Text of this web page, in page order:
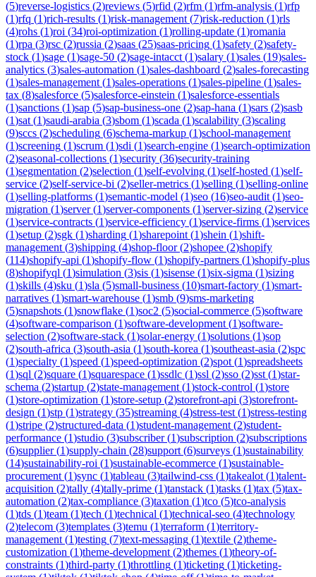
(5)reverse-logistics (2)reviews (5)rfid (2)rfm (1)rfm-analysis (1)rfp
(1)rfq (1)rich-results (1)risk-management (7)risk-reduction (1)rls
(4)rohs (1)roi (34)roi-optimization (1)rolling-update (1)romania
(1)rpa (3)rsc (2)russia (2)saas (25)saas-pricing (1)safety (2)safety-
stock (1)sage (1)sage-50 (2)sage-intacct (1)salary (1)sales (19)sales-
analytics (3)sales-automation (1)sales-dashboard (2)sales-forecasting
(1)sales-management (1)sales-operations (1)sales-pipeline (1)sales-
tax (8)salesforce (5)salesforce-einstein (1)salesforce-essentials
(1)sanctions (1)sap (5)sap-business-one (2)sap-hana (1)sars (2)sasb
(1)sat (1)saudi-arabia (3)sbom (1)scada (1)scalability (3)scaling
(9)sccs (2)scheduling (6)schema-markup (1)school-management
(1)screening (1)scrum (1)sdi (1)search-engine (1)search-optimization
(2)seasonal-collections (1)security (36)security-training
(1)segmentation (2)selection (1)self-evolving (1)self-hosted (1)self-
service (2)self-service-bi (2)seller-metrics (1)selling (1)selling-online
(1)selling-platforms (1)semantic-model (1)seo (16)seo-audit (1)seo-
migration (1)server(1)server-components (1)server-sizing (2)service
(1)service-contracts (1)service-efficiency (1)service-firms (1)services
(1)setup (2)sgk (1)sharding (1)sharepoint (1)shein (1)shift-
management (3)shipping (4)shop-floor(2)shopee (2)shopify
(114)shopify-api (1)shopify-flow (1)shopify-partners (1)shopify-plus
(8)shopifyql (1)simulation (3)sis (1)sisense (1)six-sigma (1)sizing
(1)skills (4)sku (1)sla (5)small-business (10)smart-factory (1)smart-
narratives (1)smart-warehouse (1)smb (9)sms-marketing
(5)snapshots (1)snowflake (1)soc2 (5)social-commerce (5)software
(4)software-comparison (1)software-development (1)software-
selection (2)software-stack (1)solar-energy (1)solutions (1)sop
(2)south-africa (3)south-asia (1)south-korea (1)southeast-asia (2)spc
(1)specialty (1)speed (1)speed-optimization (2)spot (1)spreadsheets
(1)sql (2)square (1)squarespace (1)ssdlc (1)ssl (2)sso (2)sst (1)star-
schema (2)startup (2)state-management (1)stock-control (1)store
(1)store-optimization (1)store-setup (2)storefront-api (3)storefront-
design (1)stp (1)strategy (35)streaming (4)stress-test (1)stress-testing
(1)stripe (2)structured-data (1)student-management (2)student-
performance (1)studio (3)subscriber(1)subscription (2)subscriptions
(6)supplier(1)supply-chain (28)support (6)surveys (1)sustainability
(14)sustainability-roi (1)sustainable-ecommerce (1)sustainable-
procurement (1)sync (1)tableau (3)tailwind-css (1)takealot (1)talent-
acquisition (2)tally (4)tally-prime (1)tanstack (1)tasks (1)tax (5)tax-
automation (2)tax-compliance (3)taxation (1)tco (5)tco-analysis
(1)tds (1)team (1)tech (1)technical (1)technical-seo (4)technology
(2)telecom (3)templates (3)temu (1)terraform (1)territory-
management (1)testing (7)text-messaging (1)textile (2)theme-
customization (1)theme-development (2)themes (1)theory-of-
constraints (1)third-party (1)throttling (1)ticketing (1)ticketing-